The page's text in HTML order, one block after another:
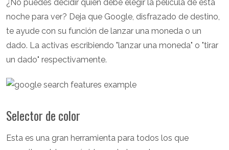
¿No puedes decidir quién debe elegir la película de esta
noche para ver? Deja que Google, disfrazado de destino,
te ayude con su función de lanzar una moneda o un
dado. La activas escribiendo "lanzar una moneda" o "tirar
un dado" respectivamente.
Selector de color
Esta es una gran herramienta para todos los que